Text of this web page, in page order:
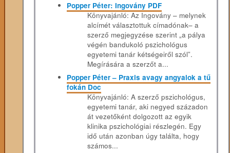
Popper Péter: Ingovány PDF
Könyvajánló: Az ​Ingovány – melynek
alcímét választottuk címadónak– a
szerző megjegyzése szerint „a pálya
végén bandukoló pszichológus
egyetemi tanár kétségeiről szól”.
Megírására a szerzőt a...
Popper Péter – Praxis avagy angyalok a tű
fokán Doc
Könyvajánló: A szerző pszichológus,
egyetemi tanár, aki negyed századon
át vezetőként dolgozott az egyik
klinika pszichológiai részlegén. Egy
idő után azonban úgy találta, hogy
számos...